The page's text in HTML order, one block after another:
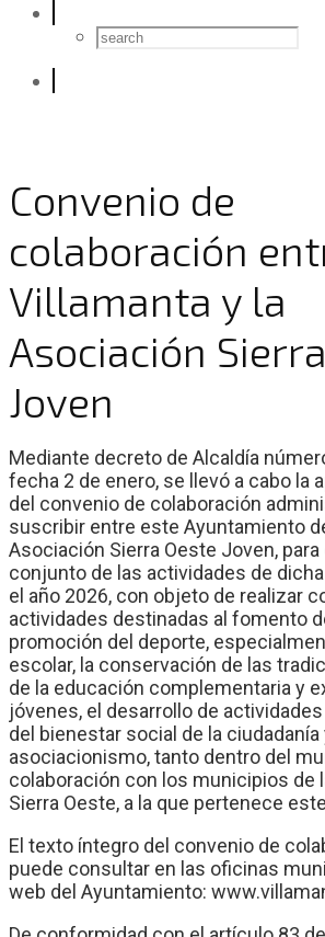
Convenio de
colaboración
Villamanta y la
Asociación
Joven
Mediante decreto de Alcaldía
fecha 2 de enero, se llevó a cabo la
del convenio de colaboración
suscribir entre este Ayuntamiento
Asociación Sierra Oeste Joven,
conjunto de las actividades de
el año 2026, con objeto de realizar
actividades destinadas al fomento
promoción del deporte,
escolar, la conservación de las
de la educación complementaria y
jóvenes, el desarrollo de
del bienestar social de la ciudadanía
asociacionismo, tanto dentro del
colaboración con los municipios de
Sierra Oeste, a la que pertenece
El texto íntegro del convenio de
puede consultar en las oficinas
web del Ayuntamiento: